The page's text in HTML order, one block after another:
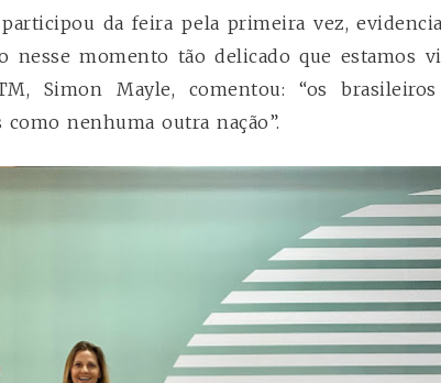
da feira pela primeira vez,
nesse momento tão delicado que estamos
Simon Mayle, comentou: “os brasileiros
nenhuma outra nação”.